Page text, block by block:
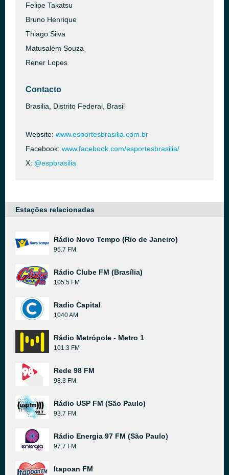
Felipe Takatsu
Bruno Henrique
Thiago Silva
Matusalém Souza
Rener Lopes
Contacto
Brasilia, Distrito Federal, Brasil
Website: www.esportesbrasilia.com.br
Facebook: www.facebook.com/esportesbrasilia/
X: @espbrasilia
Estações relacionadas
Rádio Novo Tempo (Rio de Janeiro)
95.7 FM
Rádio Clube FM (Brasília)
105.5 FM
Radio Capital
1040 AM
Rádio Metrópole - Metro 1
101.3 FM
Rede 98 FM
98.3 FM
Rádio USP FM (São Paulo)
93.7 FM
Rádio Energia 97 FM (São Paulo)
97.7 FM
Itapoan FM